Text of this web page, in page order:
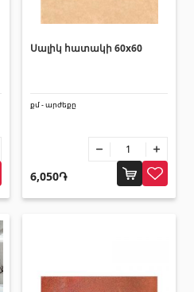
(25)
Սալիկ հատակի 60x60
քմ - արժեքը
6,050֏